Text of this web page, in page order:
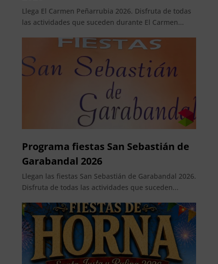
Llega El Carmen Peñarrubia 2026. Disfruta de todas
las actividades que suceden durante El Carmen...
Programa fiestas San Sebastián de
Garabandal 2026
Llegan las fiestas San Sebastián de Garabandal 2026.
Disfruta de todas las actividades que suceden...